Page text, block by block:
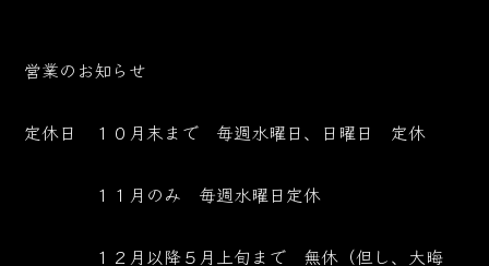
営業のお知らせ
定休日 １０月末まで 毎週水曜日、日曜日 定休
１１月のみ 毎週水曜日定休
１２月以降５月上旬まで 無休（但し、大晦